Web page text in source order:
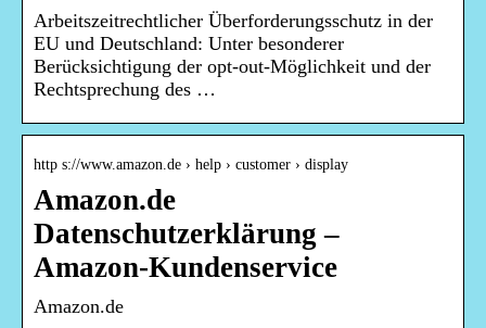
Arbeitszeitrechtlicher Überforderungsschutz in der
EU und Deutschland: Unter besonderer
Berücksichtigung der opt-out-Möglichkeit und der
Rechtsprechung des …
http s://www.amazon.de › help › customer › display
Amazon.de
Datenschutzerklärung –
Amazon-Kundenservice
Amazon.de